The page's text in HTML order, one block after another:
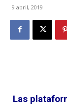
9 abril, 2019
Las